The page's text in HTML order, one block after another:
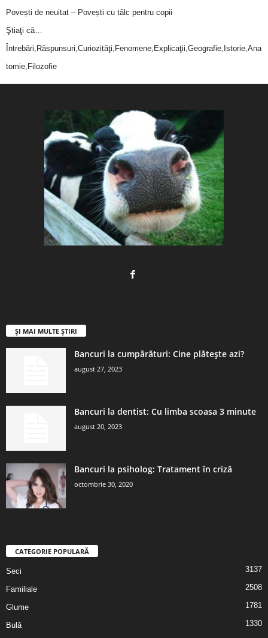
Povești de neuitat – Povești cu tâlc pentru copii
Ştiaţi că…
Întrebări,Răspunsuri,Curiozităţi,Fenomene,Explicaţii,Geografie,Istorie,Ana
tomie,Filozofie
ȘI MAI MULTE ȘTIRI
Bancuri la cumpărături: Cine plătește azi?
august 27, 2023
Bancuri la dentist: Cu limba scoasa 3 minute
august 20, 2023
Bancuri la psiholog: Tratament în criză
octombrie 30, 2020
CATEGORIE POPULARĂ
Seci 3137
Familiale 2508
Glume 1781
Bulă
1330